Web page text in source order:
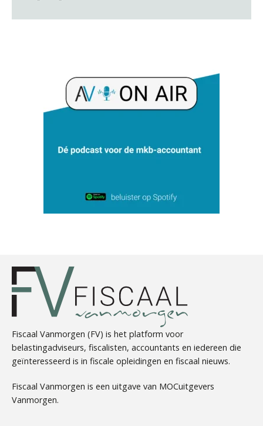
Roger van de Berg
Olga Jansen
Fiscaal Vanmorgen (FV) is het platform voor
belastingadviseurs, fiscalisten, accountants en iedereen die
geïnteresseerd is in fiscale opleidingen en fiscaal nieuws.
Fiscaal Vanmorgen is een uitgave van MOCuitgevers
Vanmorgen.